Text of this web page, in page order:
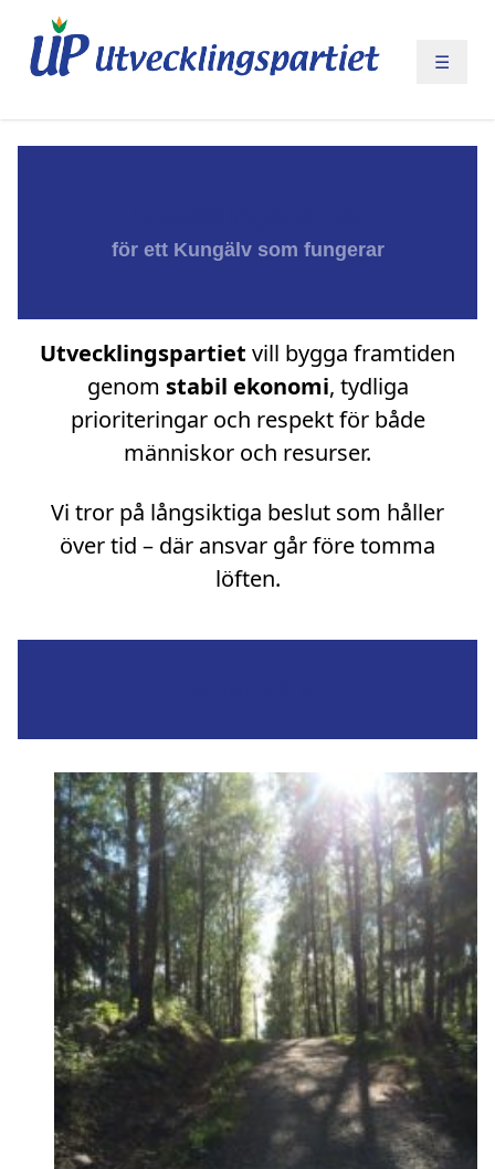
☰
för ett Kungälv som fungerar
Utvecklingspartiet vill bygga framtiden
genom stabil ekonomi, tydliga
prioriteringar och respekt för både
människor och resurser.
Vi tror på långsiktiga beslut som håller
över tid – där ansvar går före tomma
löften.